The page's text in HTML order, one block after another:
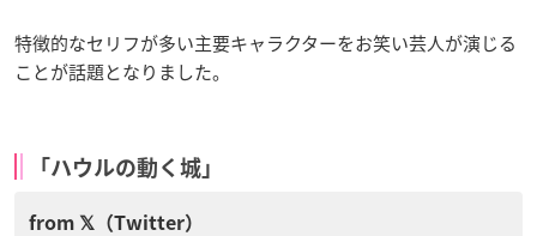
特徴的なセリフが多い主要キャラクターをお笑い芸人が演じる
ことが話題となりました。
「ハウルの動く城」